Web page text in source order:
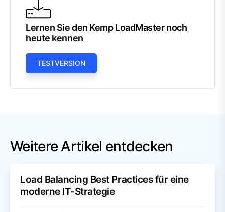
Lernen Sie den Kemp LoadMaster noch
heute kennen
TESTVERSION
Weitere Artikel entdecken
Load Balancing Best Practices für eine
moderne IT-Strategie